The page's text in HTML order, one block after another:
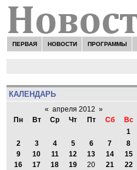
ПЕРВАЯ НОВОСТИ ПРОГРАММЫ
КАЛЕНДАРЬ
« апреля 2012 »
Пн
Вт Ср Чт Пт Сб
Вс
1
2
3 4 5 6 7
8
9
10 11 12 13 14
15
16
17 18 19 20 21
22